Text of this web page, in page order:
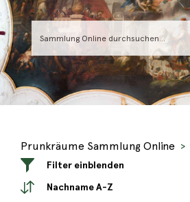
Prunkräume Sammlung Online
Filter einblenden
Nachname A-Z